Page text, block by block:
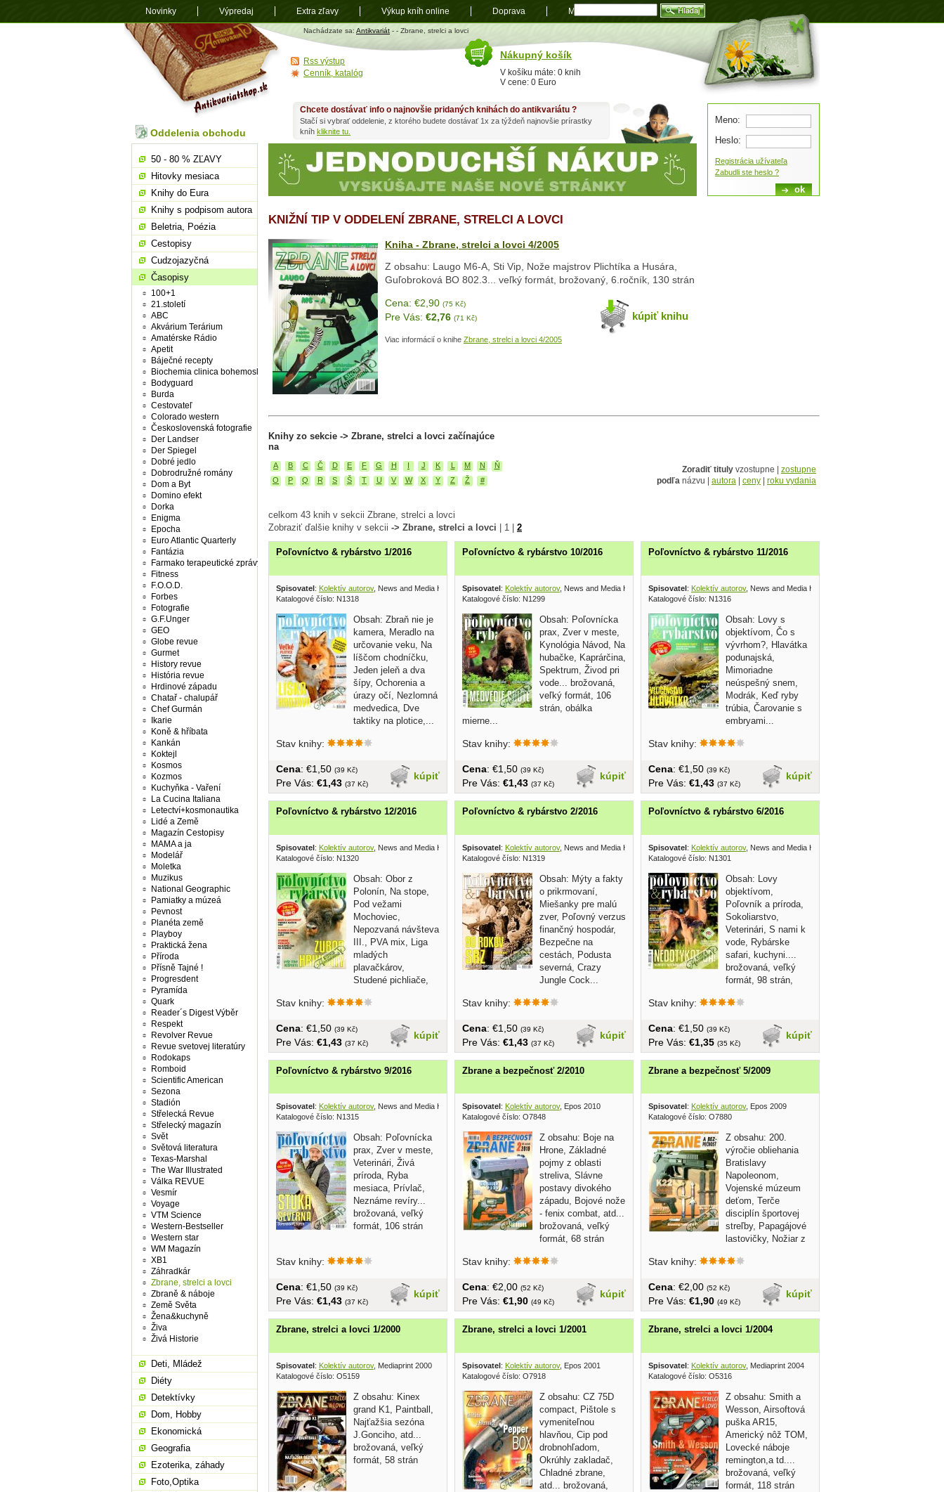
Antikvariát
shop.sk
Nachádzate sa: Antikvariát - - Zbrane, strelci a lovci
KNIŽNÍ TIP V ODDELENÍ ZBRANE, STRELCI A LOVCI
Kniha - Zbrane, strelci a lovci 4/2005
Z obsahu: Laugo M6-A, Sti Vip, Nože majstrov Plichtíka a Husára,
Guľobroková BO 802.3... veľký formát, brožovaný, 6.ročník, 130 strán
kúpiť knihu
Cena: €2,90 (75 Kč)
Pre Vás: €2,76 (71 Kč)
Viac informácií o knihe Zbrane, strelci a lovci 4/2005
Knihy zo sekcie -> Zbrane, strelci a lovci začínajúce
na
A B C Č D E F G H J K M N
Ň
O
P Q R S Š T U V W X Y Z Ž #
Zoradiť tituly vzostupne | zostupne
podľa názvu | autora ceny roku vydania
celkom 43 knih v sekcii Zbrane, strelci a lovci
Zobraziť ďalšie knihy v sekcii -> Zbrane, strelci a lovci 1 2
Poľovníctvo & rybárstvo 1/2016
Spisovatel: Kolektív autorov, News and Media Holding 2016
Katalogové číslo: N1318
Obsah: Zbraň nie je
kamera, Meradlo na
určovanie veku, Na
líščom chodníčku,
Jeden jeleň a dva
šípy, Ochorenia a
úrazy očí, Nezlomná
medvedica, Dve
taktiky na plotice,...
Stav knihy:
kúpiť
Cena: €1,50 (39 Kč)
Pre Vás: €1,43 (37 Kč)
Poľovníctvo & rybárstvo 10/2016
Spisovatel: Kolektív autorov, News and Media Holding 2016
Katalogové číslo: N1299
Obsah: Poľovnícka
prax, Zver v meste,
Kynológia Návod, Na
hubačke, Kaprárčina,
Spektrum, Živod pri
vode... brožovaná,
veľký formát, 106
strán, obálka
mierne...
Stav knihy:
kúpiť
Cena: €1,50 (39 Kč)
Pre Vás: €1,43 (37 Kč)
Poľovníctvo & rybárstvo 11/2016
Spisovatel: Kolektív autorov, News and Media Holding 2016
Katalogové číslo: N1316
Obsah: Lovy s
objektívom, Čo s
vývrhom?, Hlavátka
podunajská,
Mimoriadne
neúspešný snem,
Modrák, Keď ryby
trúbia, Čarovanie s
embryami...
Stav knihy:
kúpiť
Cena: €1,50 (39 Kč)
Pre Vás: €1,43 (37 Kč)
Poľovníctvo & rybárstvo 12/2016
Spisovatel: Kolektív autorov, News and Media Holding 2016
Katalogové číslo: N1320
Obsah: Obor z
Polonín, Na stope,
Pod vežami
Mochoviec,
Nepozvaná návšteva
III., PVA mix, Liga
mladých
plavačkárov,
Studené pichliače,
Stav knihy:
kúpiť
Cena: €1,50 (39 Kč)
Pre Vás: €1,43 (37 Kč)
Poľovníctvo & rybárstvo 2/2016
Spisovatel: Kolektív autorov, News and Media Holding 2016
Katalogové číslo: N1319
Obsah: Mýty a fakty
o prikrmovaní,
Miešanky pre malú
zver, Poľovný verzus
finančný hospodár,
Bezpečne na
cestách, Podusta
severná, Crazy
Jungle Cock...
Stav knihy:
kúpiť
Cena: €1,50 (39 Kč)
Pre Vás: €1,43 (37 Kč)
Poľovníctvo & rybárstvo 6/2016
Spisovatel: Kolektív autorov, News and Media Holding 2016
Katalogové číslo: N1301
Obsah: Lovy
objektívom,
Poľovník a príroda,
Sokoliarstvo,
Veterinári, S nami k
vode, Rybárske
safari, kuchyni....
brožovaná, veľký
formát, 98 strán,
Stav knihy:
kúpiť
Cena: €1,50 (39 Kč)
Pre Vás: €1,35 (35 Kč)
Poľovníctvo & rybárstvo 9/2016
Spisovatel : Kolektív autorov, News and Media Holding 2016
Katalogové číslo: N1315
Obsah: Poľovnícka
prax, Zver v meste,
Veterinári, Živá
príroda, Ryba
mesiaca, Prívlač,
Neznáme revíry...
brožovaná, veľký
formát, 106 strán
Stav knihy:
kúpiť
Cena: €1,50 (39 Kč)
Pre Vás: €1,43 (37 Kč)
Zbrane a bezpečnosť 2/2010
Spisovatel : Kolektív autorov, Epos 2010
Katalogové číslo: O7848
Z obsahu: Boje na
Hrone, Základné
pojmy z oblasti
streliva, Slávne
postavy divokého
západu, Bojové nože
- fenix combat, atd...
brožovaná, veľký
formát, 68 strán
Stav knihy:
kúpiť
Cena: €2,00 (52 Kč)
Pre Vás: €1,90 (49 Kč)
Zbrane a bezpečnosť 5/2009
Spisovatel : Kolektív autorov, Epos 2009
Katalogové číslo: O7880
Z obsahu: 200.
výročie obliehania
Bratislavy
Napoleonom,
Vojenské múzeum
deťom, Terče
disciplín športovej
streľby, Papagájové
lastovičky, Nožiar z
Stav knihy:
kúpiť
Cena: €2,00 (52 Kč)
Pre Vás: €1,90 (49 Kč)
Zbrane, strelci a lovci 1/2000
Spisovatel: Kolektív autorov, Mediaprint 2000
Katalogové číslo: O5159
Z obsahu: Kinex
grand K1, Paintball,
Najťažšia sezóna
J.Gonciho, atd...
brožovaná, veľký
formát, 58 strán
Zbrane, strelci a lovci 1/2001
Spisovatel: Kolektív autorov, Epos 2001
Katalogové číslo: O7918
Z obsahu: CZ 75D
compact, Pištole s
vymeniteľnou
hlavňou, Cip pod
drobnohľadom,
Okrúhly zakladač,
Chladné zbrane,
atd... brožovaná,
Zbrane, strelci a lovci 1/2004
Spisovatel: Kolektív autorov, Mediaprint 2004
Katalogové číslo: O5316
Z obsahu: Smith a
Wesson, Airsoftová
puška AR15,
Americký nôž TOM,
Lovecké náboje
remington,a td....
brožovaná, veľký
formát, 118 strán
Chcete dostávať info o najnovšie pridaných knihách do antikvariátu ?
Stačí si vybrať oddelenie, z ktorého budete dostávať 1x za týždeň najnovšie prírastky
kníh kliknite tu.
Oddelenia obchodu
50 - 80 % ZĽAVY
Hitovky mesiaca
Knihy do Eura
Knihy s podpisom autora
Beletria, Poézia
Cestopisy
Cudzojazyčná
Časopisy
100+1
21.století
ABC
Akvárium Terárium
Amatérske Rádio
Apetit
Báječné recepty
Biochemia clinica bohemoslovaca
Bodyguard
Burda
Cestovateľ
Colorado western
Československá fotografie
Der Landser
Der Spiegel
Dobré jedlo
Dobrodružné romány
Dom a Byt
Domino efekt
Dorka
Enigma
Epocha
Euro Atlantic Quarterly
Fantázia
Farmako terapeutické zprávy
Fitness
F.O.O.D.
Forbes
Fotografie
G.F.Unger
GEO
Globe revue
Gurmet
History revue
História revue
Hrdinové západu
Chatař - chalupář
Chef Gurmán
Ikarie
Koně & hříbata
Kankán
Koktejl
Kosmos
Kozmos
Kuchyňka - Vaření
La Cucina Italiana
Letectví+kosmonautika
Lidé a Země
Magazín Cestopisy
MAMA a ja
Modelář
Moletka
Muzikus
National Geographic
Pamiatky a múzeá
Pevnost
Planéta země
Playboy
Praktická žena
Příroda
Přísně Tajné !
Progresdent
Pyramída
Quark
Reader´s Digest Výběr
Respekt
Revolver Revue
Revue svetovej literatúry
Rodokaps
Romboid
Scientific American
Sezona
Stadión
Střelecká Revue
Střelecký magazín
Svět
Světová literatura
Texas-Marshal
The War Illustrated
Válka REVUE
Vesmír
Voyage
VTM Science
Western-Bestseller
Western star
WM Magazín
XB1
Záhradkár
Zbrane, strelci a lovci
Zbraně & náboje
Země Světa
Žena&kuchyně
Živa
Živá Historie
Deti, Mládež
Diéty
Detektívky
Dom, Hobby
Ekonomická
Geografia
Ezoterika, záhady
Foto,Optika
Meno:
Heslo:
Registrácia užívateľa
Zabudli ste heslo ?
Nákupný košík
V košíku máte: 0 knih
V cene: 0 Euro
Rss výstup
Cenník, katalóg
Novinky Výpredaj Extra zľavy Výkup kníh online Doprava Mapa